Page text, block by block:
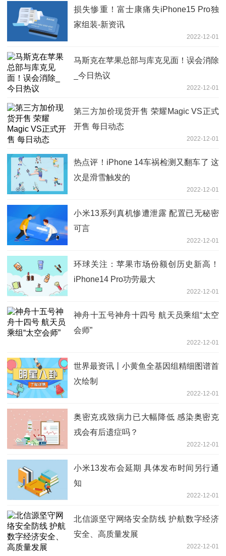
损失惨重！富士康痛失iPhone15 Pro独
家组装-新资讯
2022-12-01
马斯克在苹果总部与库克见面！误会消除
_今日热议
2022-12-01
第三方加价现货开售 荣耀Magic VS正式
开售 每日动态
2022-12-01
热点评！iPhone 14车祸检测又翻车了 这
次是滑雪触发的
2022-12-01
小米13系列真机惨遭泄露 配置已无秘密
可言
2022-12-01
环球关注：苹果市场份额创历史新高！
iPhone14 Pro功劳最大
2022-12-01
神舟十五号神舟十四号 航天员乘组“太空
会师”
2022-12-01
世界最资讯丨小黄鱼全基因组精细图谱首
次绘制
2022-12-01
奥密克戎致病力已大幅降低 感染奥密克
戎会有后遗症吗？
2022-12-01
小米13发布会延期 具体发布时间另行通
知
2022-12-01
北信源坚守网络安全防线 护航数字经济
安全、高质量发展
2022-12-01